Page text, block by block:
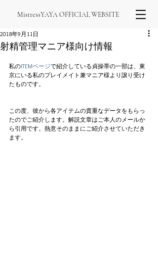
MistressYAYA OFFICIAL WEBSITE
射精管理マニア様向け情報
2018年9月11日
私のITEMページで紹介している貞操帯の一部は、東
京にいる私のプレイメイト兼マニア様より譲り受け
たものです。
この度、彼から各アイテムの貴重なデータをもらっ
たのでご紹介します。解説文章はご本人のメールか
ら引用です。熱意そのままにご紹介させていただき
ます。